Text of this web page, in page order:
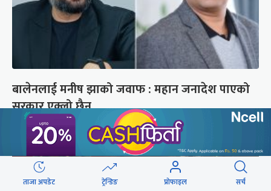
बालेनलाई मनीष झाको जवाफ : महान जनादेश पाएको
सरकार एक्लो छैन
ताजा अपडेट ट्रेन्डिङ प्रोफाइल सर्च